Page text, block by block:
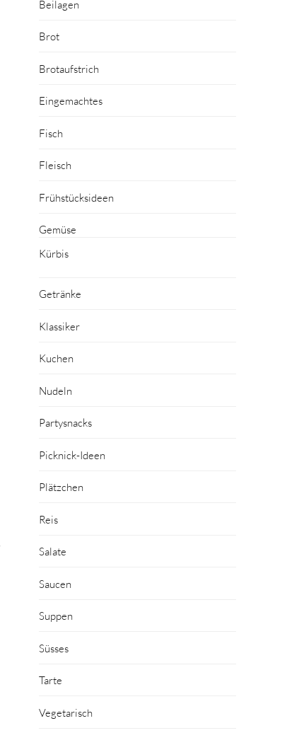
Beilagen
Brot
Brotaufstrich
Eingemachtes
Fisch
Fleisch
Frühstücksideen
Gemüse
Kürbis
Getränke
Klassiker
Kuchen
Nudeln
Partysnacks
Picknick-Ideen
Plätzchen
Reis
Salate
Saucen
Suppen
Süsses
Tarte
Vegetarisch